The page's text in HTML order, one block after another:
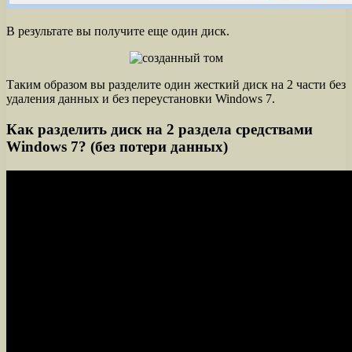
В результате вы получите еще один диск.
Таким образом вы разделите один жесткий диск на 2 части без
удаления данных и без переустановки Windows 7.
Как разделить диск на 2 раздела средствами
Windows 7? (без потери данных)